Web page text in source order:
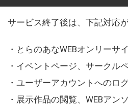
サービス終了後は、下記対応
・とらのあなWEBオンリーサ
・イベントページ、サークル
・ユーザーアカウントへのロ
・展示作品の閲覧、WEBアン